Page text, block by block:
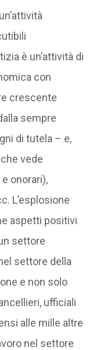
è un’attività di
con
crescente
sempre
di tutela – e,
che vede
onorari),
L’esplosione
aspetti positivi
settore
settore della
e non solo
ufficiali
alle mille altre
nel settore